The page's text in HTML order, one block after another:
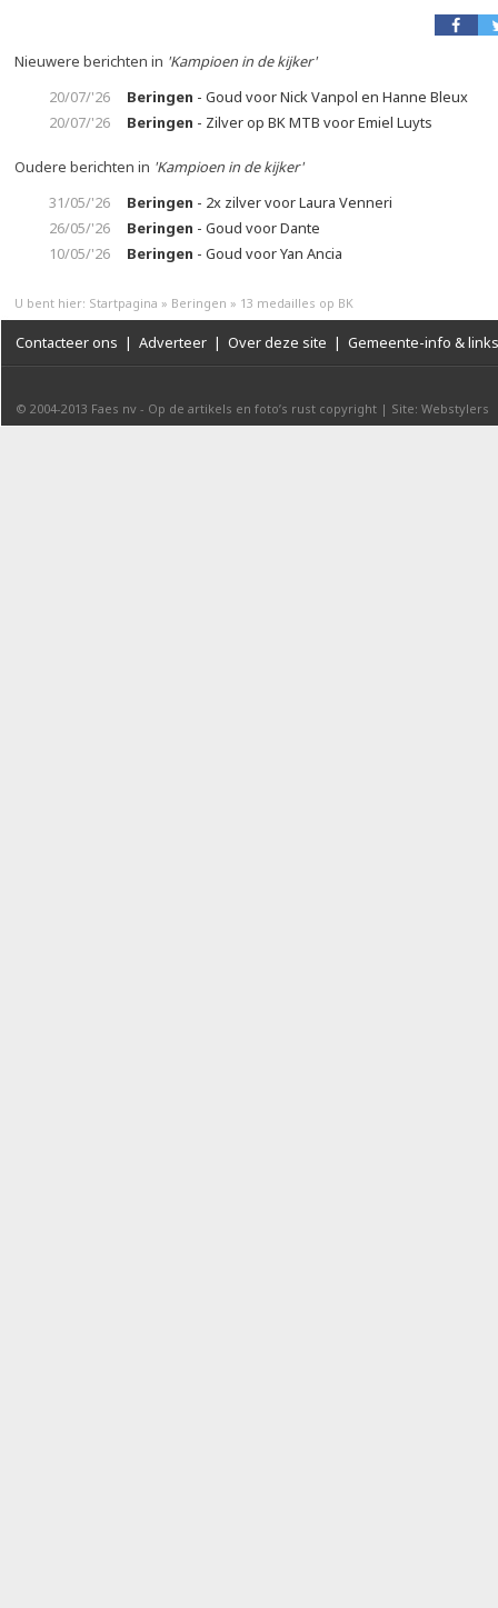
Nieuwere berichten in 'Kampioen in de kijker'
20/07/'26
Beringen - Goud voor Nick Vanpol en Hanne Bleux
20/07/'26
Beringen - Zilver op BK MTB voor Emiel Luyts
Oudere berichten in 'Kampioen in de kijker'
31/05/'26
Beringen - 2x zilver voor Laura Venneri
26/05/'26
Beringen - Goud voor Dante
10/05/'26
Beringen - Goud voor Yan Ancia
U bent hier: Startpagina » Beringen » 13 medailles op BK
Contacteer ons | Adverteer | Over deze site | Gemeente-info & links
© 2004-2013 Faes nv - Op de artikels en foto’s rust copyright | Site: Webstylers